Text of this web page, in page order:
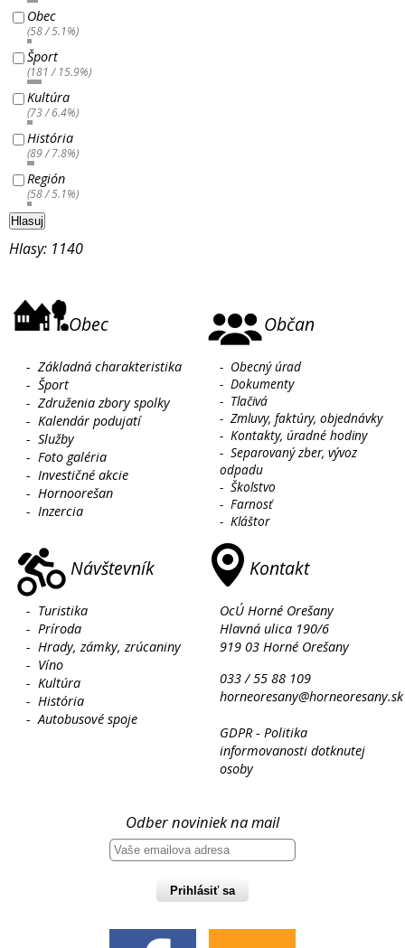
Obec
(58 / 5.1%)
Šport
(181 / 15.9%)
Kultúra
(73 / 6.4%)
História
(89 / 7.8%)
Región
(58 / 5.1%)
Hlasuj
Hlasy: 1140
Obec
-Základná charakteristika
-Šport
-Združenia zbory spolky
- Kalendár podujatí
-Služby
- Foto galéria
- Investičné akcie
- Hornoorešan
- Inzercia
Občan
- Obecný úrad
-Dokumenty
- Tlačivá
-Zmluvy, faktúry, objednávky
-Kontakty, úradné hodiny
-Separovaný zber, vývoz
odpadu
-Školstvo
-Farnosť
-Kláštor
Návštevník
- Turistika
- Príroda
- Hrady, zámky, zrúcaniny
- Víno
- Kultúra
- História
-Autobusové spoje
Kontakt
OcÚ Horné Orešany
Hlavná ulica 190/6
919 03 Horné Orešany
033 / 55 88 109
horneoresany@horneoresany.sk
GDPR - Politika
informovanosti dotknutej
osoby
Odber noviniek na mail
Prihlásiť sa